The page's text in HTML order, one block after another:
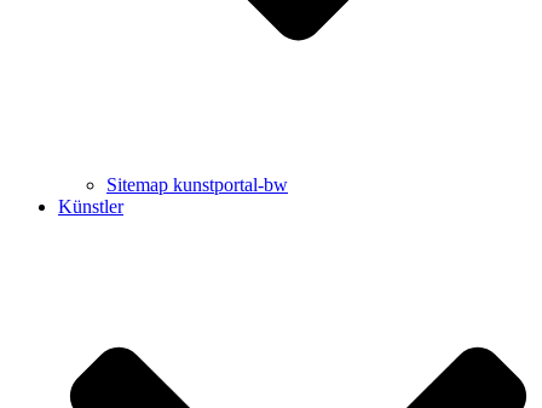
Sitemap kunstportal-bw
Künstler